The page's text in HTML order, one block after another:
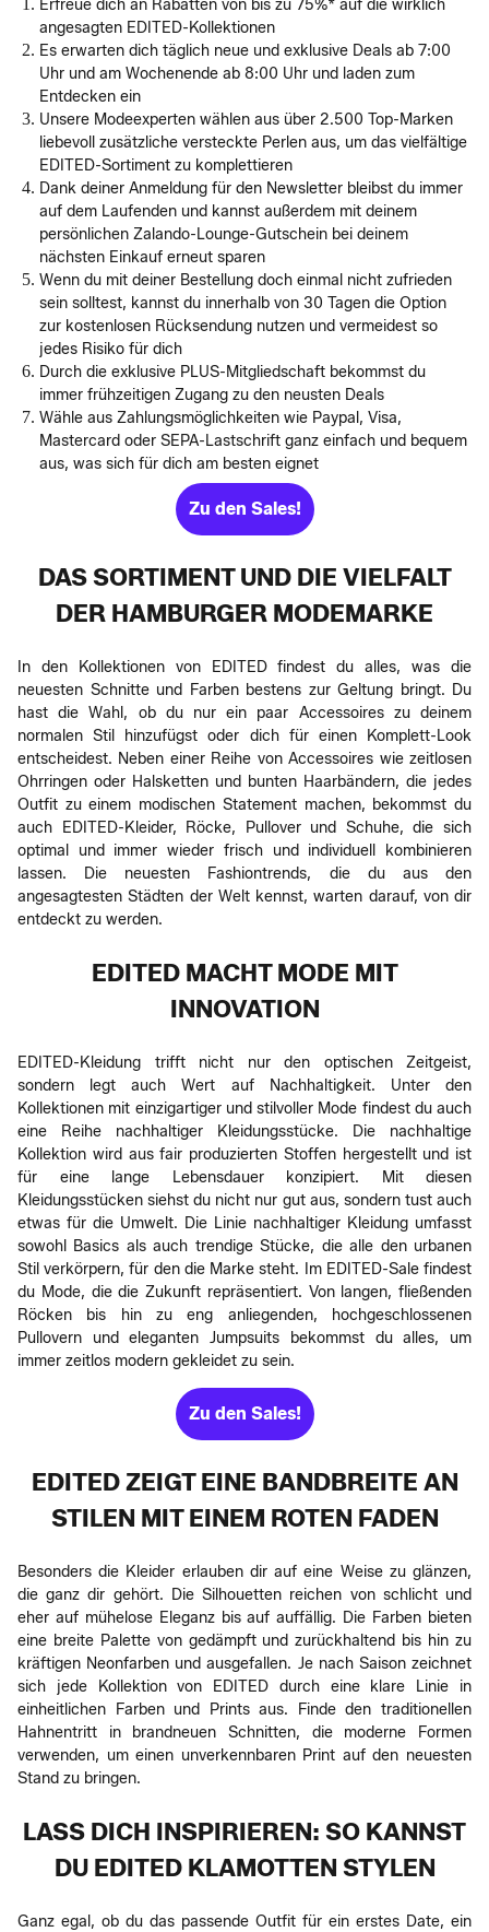
Erfreue dich an Rabatten von bis zu 75%* auf die wirklich
angesagten EDITED-Kollektionen
Es erwarten dich täglich neue und exklusive Deals ab 7:00
Uhr und am Wochenende ab 8:00 Uhr und laden zum
Entdecken ein
Unsere Modeexperten wählen aus über 2.500 Top-Marken
liebevoll zusätzliche versteckte Perlen aus, um das vielfältige
EDITED-Sortiment zu komplettieren
Dank deiner Anmeldung für den Newsletter bleibst du immer
auf dem Laufenden und kannst außerdem mit deinem
persönlichen Zalando-Lounge-Gutschein bei deinem
nächsten Einkauf erneut sparen
Wenn du mit deiner Bestellung doch einmal nicht zufrieden
sein solltest, kannst du innerhalb von 30 Tagen die Option
zur kostenlosen Rücksendung nutzen und vermeidest so
jedes Risiko für dich
Durch die exklusive PLUS-Mitgliedschaft bekommst du
immer frühzeitigen Zugang zu den neusten Deals
Wähle aus Zahlungsmöglichkeiten wie Paypal, Visa,
Mastercard oder SEPA-Lastschrift ganz einfach und bequem
aus, was sich für dich am besten eignet
Zu den Sales!
DAS SORTIMENT UND DIE VIELFALT
DER HAMBURGER MODEMARKE
In den Kollektionen von EDITED findest du alles, was die
neuesten Schnitte und Farben bestens zur Geltung bringt. Du
hast die Wahl, ob du nur ein paar Accessoires zu deinem
normalen Stil hinzufügst oder dich für einen Komplett-Look
entscheidest. Neben einer Reihe von Accessoires wie zeitlosen
Ohrringen oder Halsketten und bunten Haarbändern, die jedes
Outfit zu einem modischen Statement machen, bekommst du
auch EDITED-Kleider, Röcke, Pullover und Schuhe, die sich
optimal und immer wieder frisch und individuell kombinieren
lassen. Die neuesten Fashiontrends, die du aus den
angesagtesten Städten der Welt kennst, warten darauf, von dir
entdeckt zu werden.
EDITED MACHT MODE MIT
INNOVATION
EDITED-Kleidung trifft nicht nur den optischen Zeitgeist,
sondern legt auch Wert auf Nachhaltigkeit. Unter den
Kollektionen mit einzigartiger und stilvoller Mode findest du auch
eine Reihe nachhaltiger Kleidungsstücke. Die nachhaltige
Kollektion wird aus fair produzierten Stoffen hergestellt und ist
für eine lange Lebensdauer konzipiert. Mit diesen
Kleidungsstücken siehst du nicht nur gut aus, sondern tust auch
etwas für die Umwelt. Die Linie nachhaltiger Kleidung umfasst
sowohl Basics als auch trendige Stücke, die alle den urbanen
Stil verkörpern, für den die Marke steht. Im EDITED-Sale findest
du Mode, die die Zukunft repräsentiert. Von langen, fließenden
Röcken bis hin zu eng anliegenden, hochgeschlossenen
Pullovern und eleganten Jumpsuits bekommst du alles, um
immer zeitlos modern gekleidet zu sein.
Zu den Sales!
EDITED ZEIGT EINE BANDBREITE AN
STILEN MIT EINEM ROTEN FADEN
Besonders die Kleider erlauben dir auf eine Weise zu glänzen,
die ganz dir gehört. Die Silhouetten reichen von schlicht und
eher auf mühelose Eleganz bis auf auffällig. Die Farben bieten
eine breite Palette von gedämpft und zurückhaltend bis hin zu
kräftigen Neonfarben und ausgefallen. Je nach Saison zeichnet
sich jede Kollektion von EDITED durch eine klare Linie in
einheitlichen Farben und Prints aus. Finde den traditionellen
Hahnentritt in brandneuen Schnitten, die moderne Formen
verwenden, um einen unverkennbaren Print auf den neuesten
Stand zu bringen.
LASS DICH INSPIRIEREN: SO KANNST
DU EDITED KLAMOTTEN STYLEN
Ganz egal, ob du das passende Outfit für ein erstes Date, ein